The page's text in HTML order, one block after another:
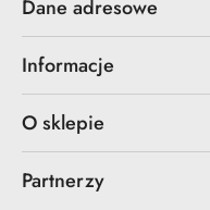
Dane adresowe
Informacje
O sklepie
Partnerzy